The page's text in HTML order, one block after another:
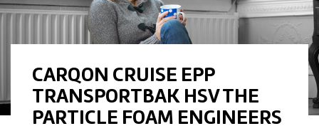
CARQON CRUISE EPP
TRANSPORTBAK HSV THE
PARTICLE FOAM ENGINEERS